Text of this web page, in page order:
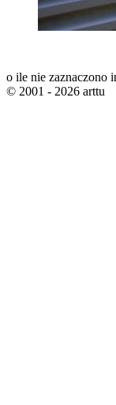
o ile nie zaznaczono
© 2001 - 2026 arttu